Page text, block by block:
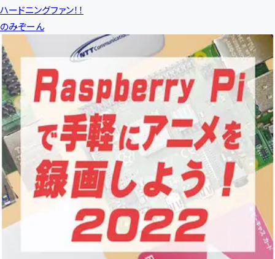
ハードニングファン！！
のみぞーん